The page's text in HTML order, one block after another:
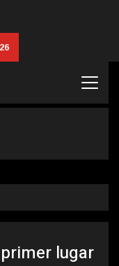
lugar